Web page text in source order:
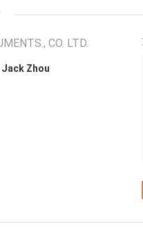
CO. LTD.
Jack Zhou